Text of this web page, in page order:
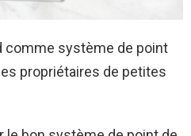
comme système de point
propriétaires de petites